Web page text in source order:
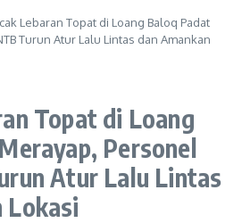
Lebaran Topat di Loang Baloq Padat
Turun Atur Lalu Lintas dan Amankan
Topat di Loang
Personel
Atur Lalu Lintas
Lokasi